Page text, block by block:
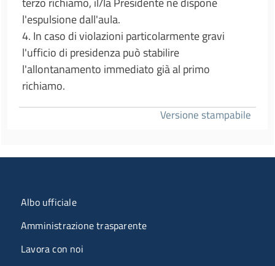
l'espulsione dall'aula.
4. In caso di violazioni particolarmente gravi
l'ufficio di presidenza può stabilire
l'allontanamento immediato già al primo
richiamo.
Versione stampabile
Menu organizzazione
Albo ufficiale
Amministrazione trasparente
Lavora con noi